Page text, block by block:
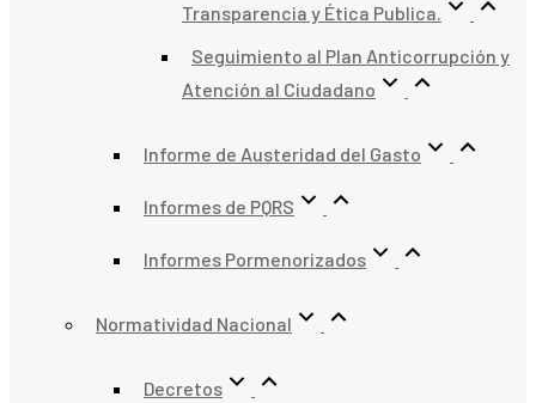
Transparencia y Ética Publica.
Seguimiento al Plan Anticorrupción y
Atención al Ciudadano
Informe de Austeridad del Gasto
Informes de PQRS
Informes Pormenorizados
Normatividad Nacional
Decretos